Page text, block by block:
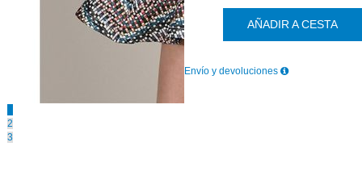
2
3
AÑADIR A CESTA
Envío y devoluciones